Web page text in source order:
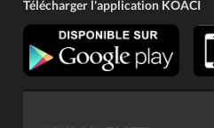
Télécharger l'application KOACI